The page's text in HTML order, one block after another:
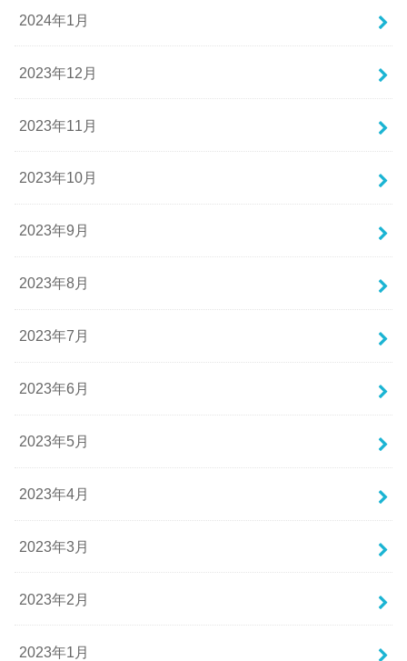
2024年1月
2023年12月
2023年11月
2023年10月
2023年9月
2023年8月
2023年7月
2023年6月
2023年5月
2023年4月
2023年3月
2023年2月
2023年1月